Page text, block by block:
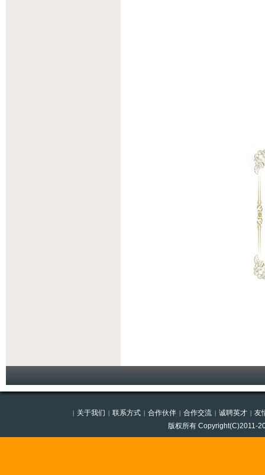
| 关于我们 | 联系方式 | 合作伙伴 | 合作交流 | 诚聘英才 | 友
版权所有 Copyright(C)2011-